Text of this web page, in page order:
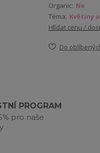
Organic: Ne
Téma: Květiny
Hlídat cenu /
Do
PROGRAM
pro naše